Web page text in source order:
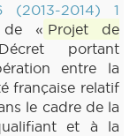
2014) 1
de « Projet de
portant
entre la
française relatif
le cadre de la
et à la